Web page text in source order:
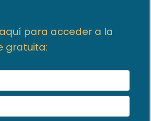
para acceder a la
gratuita: